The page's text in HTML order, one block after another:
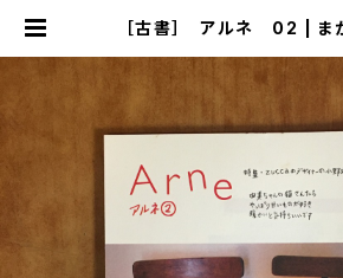
［古書］ アルネ 02 | ま